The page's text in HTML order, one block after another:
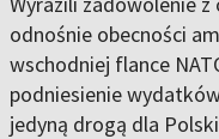
odnośnie obecności
wschodniej flance
podniesienie
jedyną drogą dla